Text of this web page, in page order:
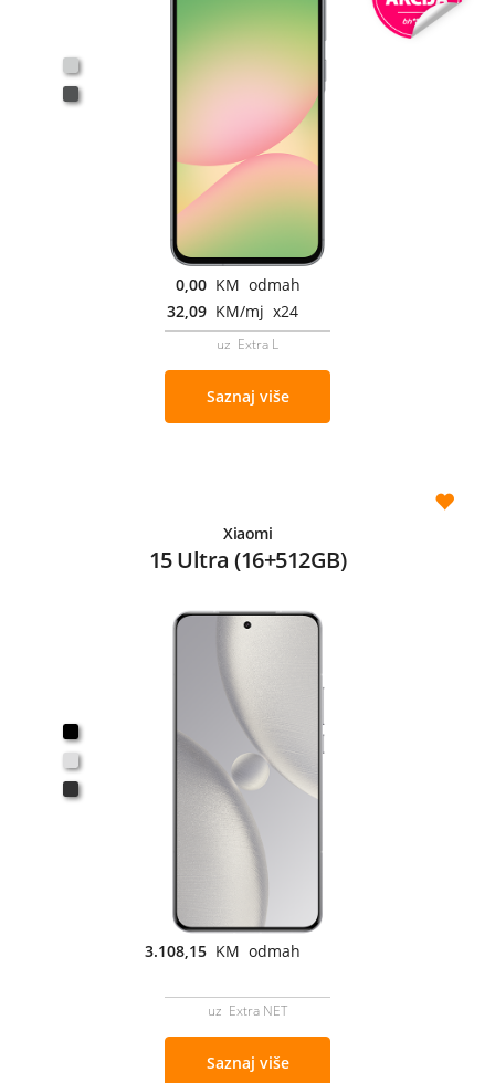
0,00 KM odmah
32,09 KM/mj x24
uz Extra L
Saznaj više
Xiaomi
15 Ultra (16+512GB)
3.108,15 KM odmah
uz Extra NET
Saznaj više